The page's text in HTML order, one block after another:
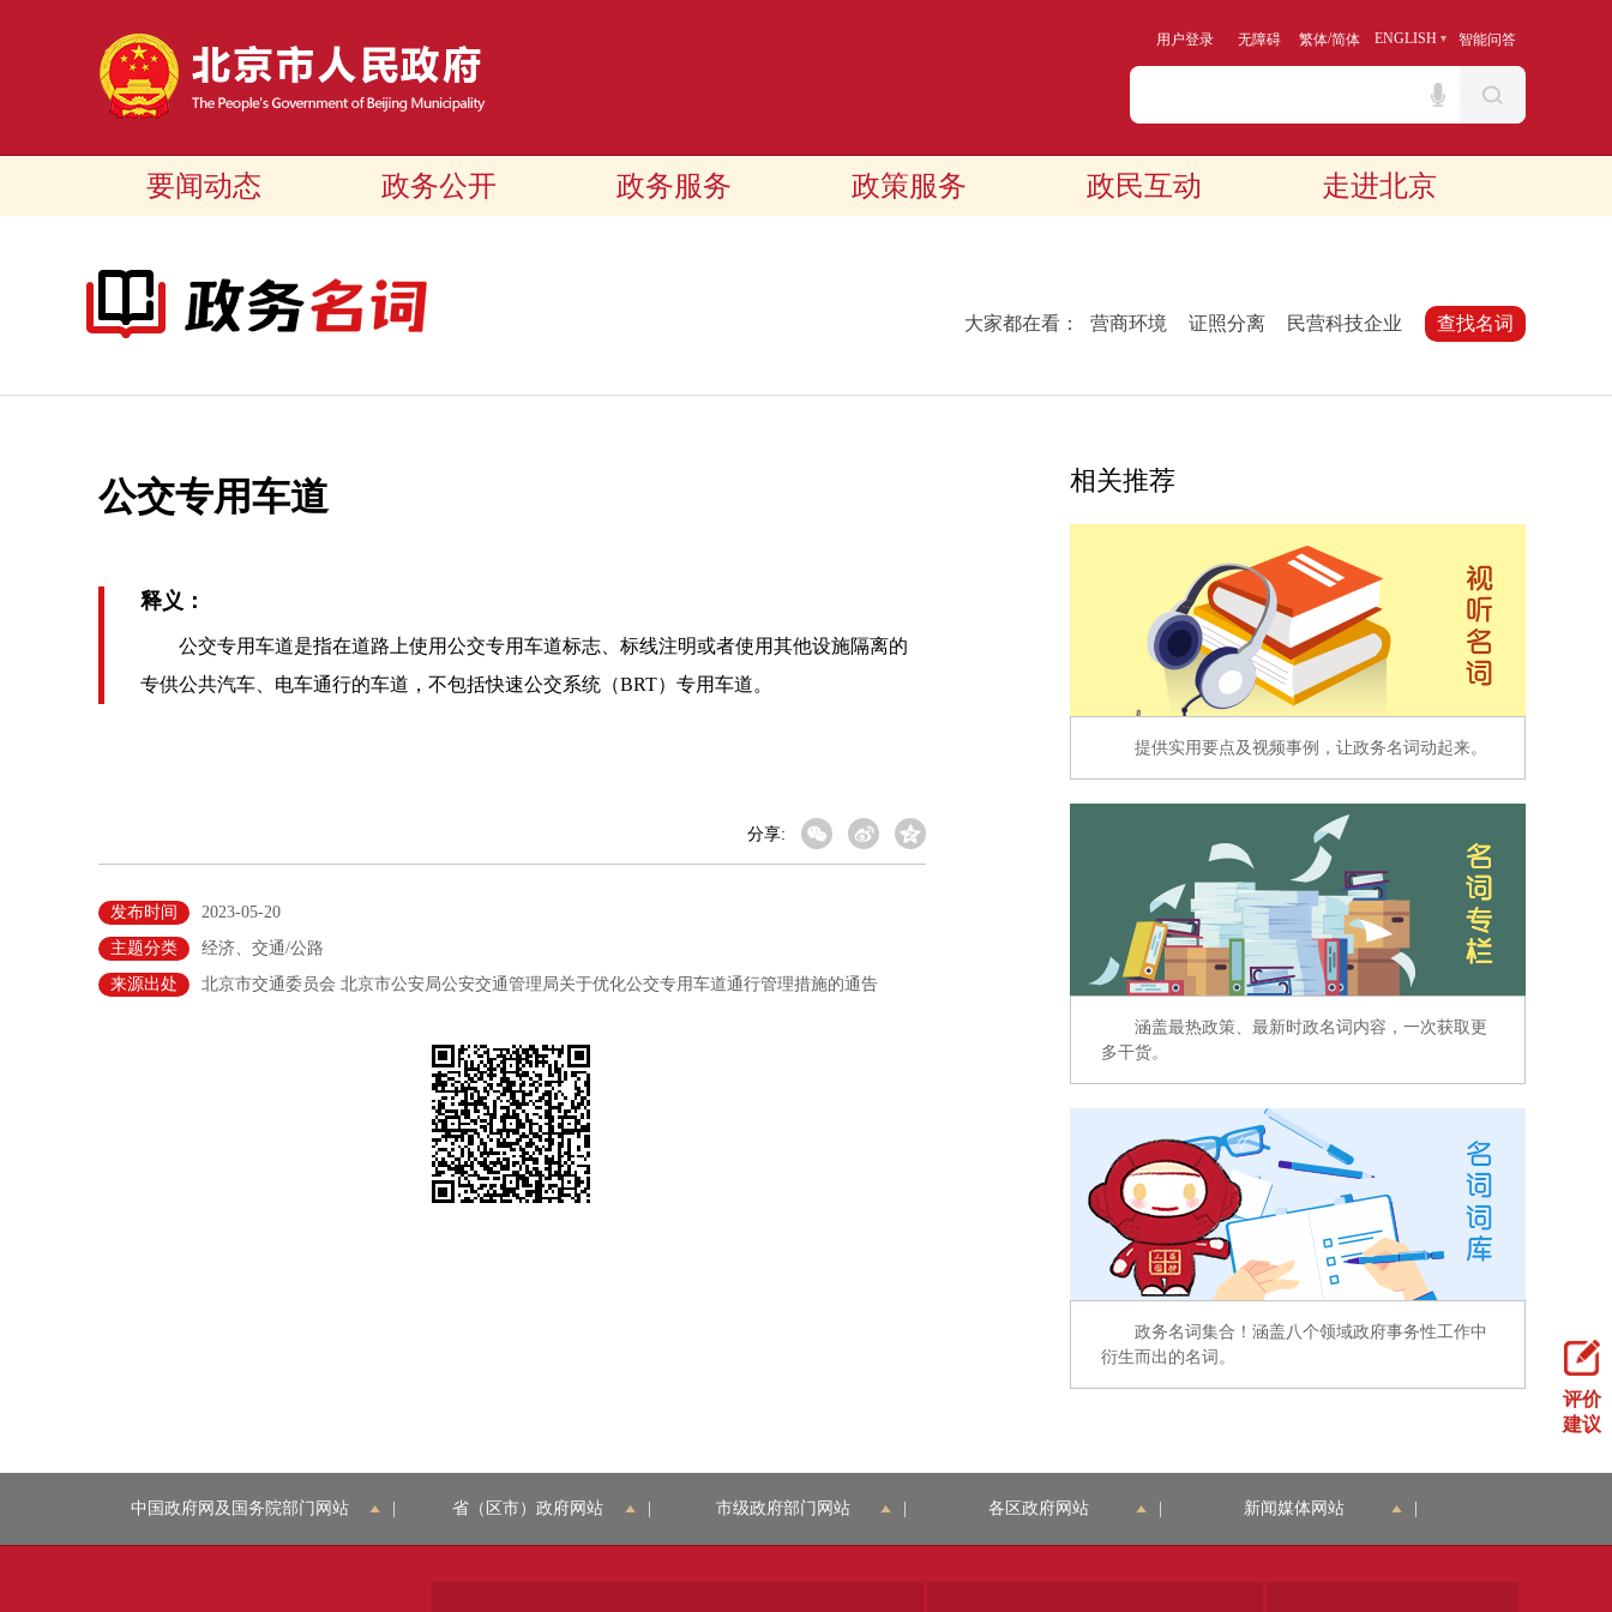
用户登录 无障碍 繁体/简体 ENGLISH 智能问答
要闻动态 政务公开 政务服务 政策服务 政民互动 走进北京
大家都在看： 营商环境 证照分离 民营科技企业 查找名词
公交专用车道
释义：
公交专用车道是指在道路上使用公交专用车道标志、标线注明或者使用其他设施隔离的
专供公共汽车、电车通行的车道，不包括快速公交系统（BRT）专用车道。
分享:
发布时间
2023-05-20
主题分类
经济、交通/公路
来源出处
北京市交通委员会 北京市公安局公安交通管理局关于优化公交专用车道通行管理措施的通告
相关推荐
提供实用要点及视频事例，让政务名词动起来。
涵盖最热政策、最新时政名词内容，一次获取更
多干货。
政务名词集合！涵盖八个领域政府事务性工作中
衍生而出的名词。
评价
建议
中国政府网及国务院部门网站 省（区市）政府网站 市级政府部门网站 各区政府网站 新闻媒体网站